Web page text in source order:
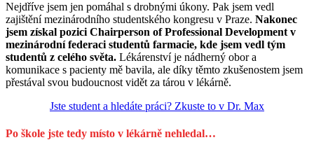
Nejdříve jsem jen pomáhal s drobnými úkony. Pak jsem vedl
zajištění mezinárodního studentského kongresu v Praze. Nakonec
jsem získal pozici Chairperson of Professional Development v
mezinárodní federaci studentů farmacie, kde jsem vedl tým
studentů z celého světa. Lékárenství je nádherný obor a
komunikace s pacienty mě bavila, ale díky těmto zkušenostem jsem
přestával svou budoucnost vidět za tárou v lékárně.
Jste student a hledáte práci? Zkuste to v Dr. Max
Po škole jste tedy místo v lékárně nehledal…